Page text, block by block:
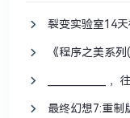
裂变实验室14
《程序之美系
____________
最终幻想7:重制